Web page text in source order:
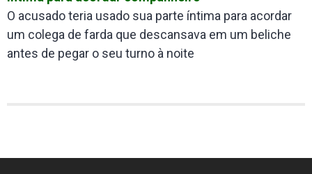
O acusado teria usado sua parte íntima para acordar
um colega de farda que descansava em um beliche
antes de pegar o seu turno à noite